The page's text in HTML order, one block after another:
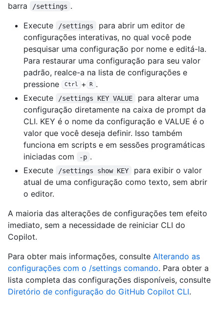
barra
/settings .
Execute
/settings
para abrir um editor de
configurações interativas, no qual você pode
pesquisar uma configuração por nome e editá-la.
Para restaurar uma configuração para seu valor
padrão, realce-a na lista de configurações e
pressione
Ctrl + R .
Execute
/settings KEY VALUE
para alterar uma
configuração diretamente na caixa de prompt da
CLI. KEY é o nome da configuração e VALUE é o
valor que você deseja definir. Isso também
funciona em scripts e em sessões programáticas
iniciadas com
-p .
Execute
/settings show KEY
para exibir o valor
atual de uma configuração como texto, sem abrir
o editor.
A maioria das alterações de configurações tem efeito
imediato, sem a necessidade de reiniciar CLI do
Copilot.
Para obter mais informações, consulte Alterando as
configurações com o /settings comando. Para obter a
lista completa das configurações disponíveis, consulte
Diretório de configuração do GitHub Copilot CLI.